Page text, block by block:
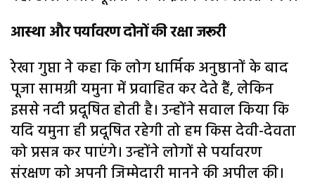
आस्था और पर्यावरण दोनों की रक्षा जरूरी
रेखा गुप्ता ने कहा कि लोग धार्मिक अनुष्ठानों के बाद
पूजा सामग्री यमुना में प्रवाहित कर देते हैं, लेकिन
इससे नदी प्रदूषित होती है। उन्होंने सवाल किया कि
यदि यमुना ही प्रदूषित रहेगी तो हम किस देवी-देवता
को प्रसन्न कर पाएंगे। उन्होंने लोगों से पर्यावरण
संरक्षण को अपनी जिम्मेदारी मानने की अपील की।